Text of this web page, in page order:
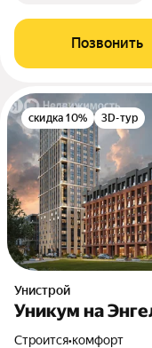
Позвонить
скидка 10% 3D-тур
Унистрой
Уникум на
Строится•комфорт